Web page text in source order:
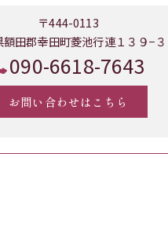
〒444-0113
額田郡幸田町菱池行連１３９−３
090-6618-7643
お問い合わせはこちら